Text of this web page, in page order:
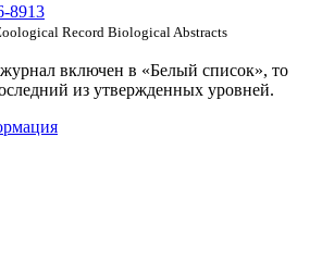
8913
Record Biological Abstracts
включен в «Белый список», то
из утвержденных уровней.